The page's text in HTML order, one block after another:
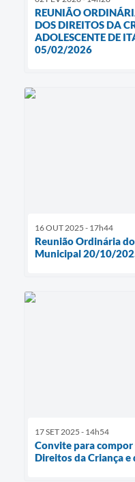
REUNIÃO
DOS DIREITOS DA
ADOLESCENTE DE
05/02/2026
16 OUT 2025 - 17h44
Reunião Ordinária
Municipal 20/10/
17 SET 2025 - 14h54
Convite para
Direitos da Criança